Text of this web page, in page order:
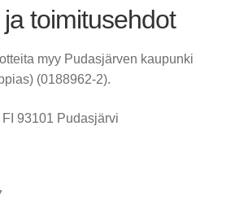
toimitusehdot
myy Pudasjärven kaupunki
(0188962-2).
FI 93101 Pudasjärvi